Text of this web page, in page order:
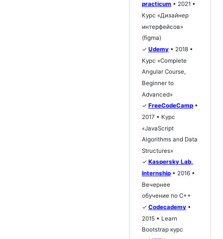
practicum • 2021 •
Курс «Дизайнер
интерфейсов»
(figma)
✓ Udemy • 2018 •
Курс «Complete
Angular Course,
Beginner to
Advanced»
✓ FreeCodeCamp •
2017 • Курс
«JavaScript
Algorithms and Data
Structures»
✓ Kaspersky Lab,
Internship • 2016 •
Вечернее
обучение по C++
✓ Codecademy •
2015 • Learn
Bootstrap курс